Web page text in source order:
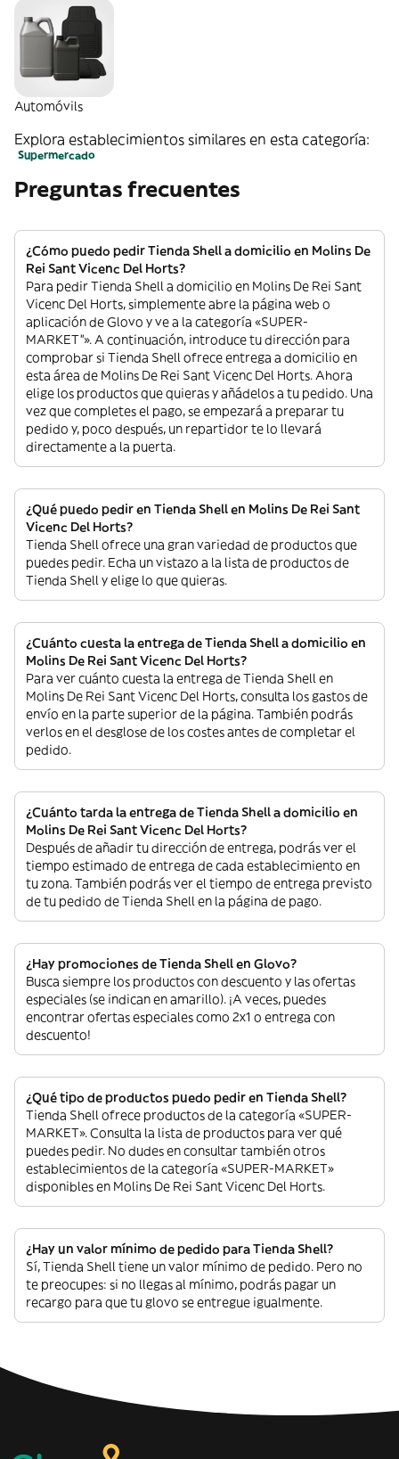
Automóvils
Explora establecimientos similares en esta categoría:
Supermercado
Preguntas frecuentes
¿Cómo puedo pedir Tienda Shell a domicilio en Molins De
Rei Sant Vicenc Del Horts?
Para pedir Tienda Shell a domicilio en Molins De Rei Sant
Vicenc Del Horts, simplemente abre la página web o
aplicación de Glovo y ve a la categoría «SUPER-
MARKET”». A continuación, introduce tu dirección para
comprobar si Tienda Shell ofrece entrega a domicilio en
esta área de Molins De Rei Sant Vicenc Del Horts. Ahora
elige los productos que quieras y añádelos a tu pedido. Una
vez que completes el pago, se empezará a preparar tu
pedido y, poco después, un repartidor te lo llevará
directamente a la puerta.
¿Qué puedo pedir en Tienda Shell en Molins De Rei Sant
Vicenc Del Horts?
Tienda Shell ofrece una gran variedad de productos que
puedes pedir. Echa un vistazo a la lista de productos de
Tienda Shell y elige lo que quieras.
¿Cuánto cuesta la entrega de Tienda Shell a domicilio en
Molins De Rei Sant Vicenc Del Horts?
Para ver cuánto cuesta la entrega de Tienda Shell en
Molins De Rei Sant Vicenc Del Horts, consulta los gastos de
envío en la parte superior de la página. También podrás
verlos en el desglose de los costes antes de completar el
pedido.
¿Cuánto tarda la entrega de Tienda Shell a domicilio en
Molins De Rei Sant Vicenc Del Horts?
Después de añadir tu dirección de entrega, podrás ver el
tiempo estimado de entrega de cada establecimiento en
tu zona. También podrás ver el tiempo de entrega previsto
de tu pedido de Tienda Shell en la página de pago.
¿Hay promociones de Tienda Shell en Glovo?
Busca siempre los productos con descuento y las ofertas
especiales (se indican en amarillo). ¡A veces, puedes
encontrar ofertas especiales como 2x1 o entrega con
descuento!
¿Qué tipo de productos puedo pedir en Tienda Shell?
Tienda Shell ofrece productos de la categoría «SUPER-
MARKET». Consulta la lista de productos para ver qué
puedes pedir. No dudes en consultar también otros
establecimientos de la categoría «SUPER-MARKET»
disponibles en Molins De Rei Sant Vicenc Del Horts.
¿Hay un valor mínimo de pedido para Tienda Shell?
Sí, Tienda Shell tiene un valor mínimo de pedido. Pero no
te preocupes: si no llegas al mínimo, podrás pagar un
recargo para que tu glovo se entregue igualmente.